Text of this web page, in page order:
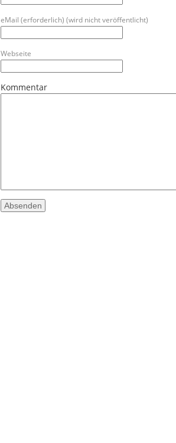
eMail (erforderlich) (wird nicht veröffentlicht)
Webseite
Kommentar